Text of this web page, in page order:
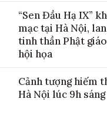
“Sen Đầu Hạ IX”
mạc tại Hà Nội,
tinh thần Phật
hội họa
Cảnh tượng hiếm
Hà Nội lúc 9h sáng